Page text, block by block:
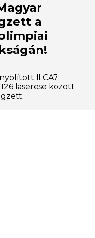
a
ILCA7
laserese között